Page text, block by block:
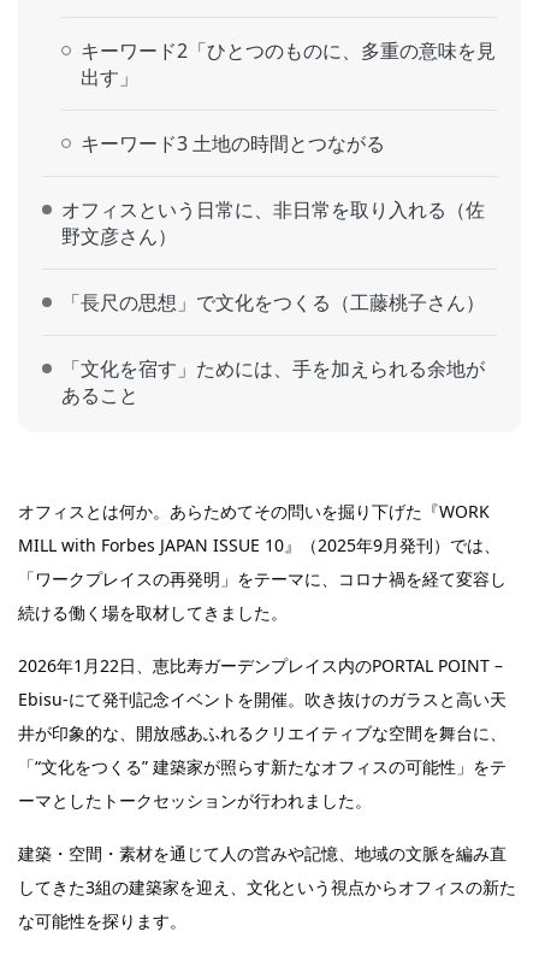
キーワード2「ひとつのものに、多重の意味を見
出す」
キーワード3 土地の時間とつながる
オフィスという日常に、非日常を取り入れる（佐
野文彦さん）
「長尺の思想」で文化をつくる（工藤桃子さん）
「文化を宿す」ためには、手を加えられる余地が
あること
オフィスとは何か。あらためてその問いを掘り下げた『WORK
MILL with Forbes JAPAN ISSUE 10』（2025年9月発刊）では、
「ワークプレイスの再発明」をテーマに、コロナ禍を経て変容し
続ける働く場を取材してきました。
2026年1月22日、恵比寿ガーデンプレイス内のPORTAL POINT –
Ebisu-にて発刊記念イベントを開催。吹き抜けのガラスと高い天
井が印象的な、開放感あふれるクリエイティブな空間を舞台に、
「“文化をつくる” 建築家が照らす新たなオフィスの可能性」をテ
ーマとしたトークセッションが行われました。
建築・空間・素材を通じて人の営みや記憶、地域の文脈を編み直
してきた3組の建築家を迎え、文化という視点からオフィスの新た
な可能性を探ります。